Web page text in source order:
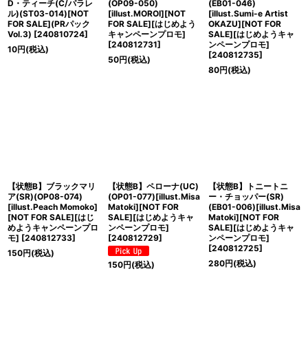
D・ティーチ(C/パラレ
ル)(ST03-014)[NOT
FOR SALE](PRパック
Vol.3) [240810724]
10円(税込)
(OP09-050)
[illust.MOROI][NOT
FOR SALE][はじめよう
キャンペーンプロモ]
[240812731]
50円(税込)
(EB01-046)
[illust.Sumi-e Artist
OKAZU][NOT FOR
SALE][はじめようキャ
ンペーンプロモ]
[240812735]
80円(税込)
【状態B】ブラックマリ
ア(SR)(OP08-074)
[illust.Peach Momoko]
[NOT FOR SALE][はじ
めようキャンペーンプロ
モ] [240812733]
150円(税込)
【状態B】ペローナ(UC)
(OP01-077)[illust.Misa
Matoki][NOT FOR
SALE][はじめようキャ
ンペーンプロモ]
[240812729]
150円(税込)
【状態B】トニートニ
ー・チョッパー(SR)
(EB01-006)[illust.Misa
Matoki][NOT FOR
SALE][はじめようキャ
ンペーンプロモ]
[240812725]
280円(税込)